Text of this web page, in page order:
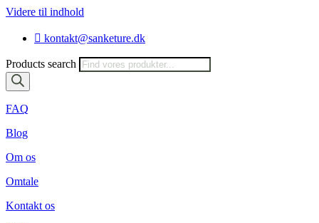
Videre til indhold
kontakt@sanketure.dk
Products search
FAQ
Blog
Om os
Omtale
Kontakt os